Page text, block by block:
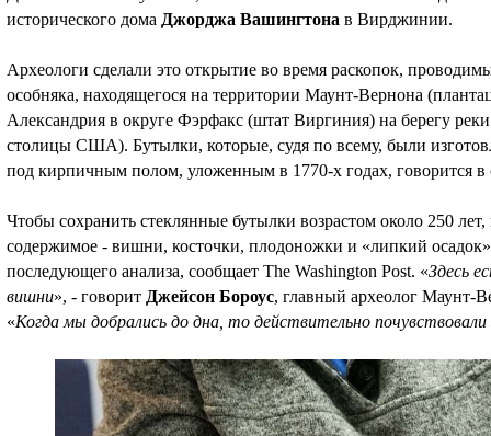
исторического дома Джорджа Вашингтона в Вирджинии.
Археологи сделали это открытие во время раскопок,
особняка, находящегося на территории Маунт-Вернона
Александрия в округе Фэрфакс (штат Виргиния) на берегу
столицы США). Бутылки, которые, судя по всему, были
под кирпичным полом, уложенным в 1770-х годах, говорится в
Чтобы сохранить стеклянные бутылки возрастом около 250
содержимое - вишни, косточки, плодоножки и «липкий
последующего анализа, сообщает The Washington Post. «Здесь
вишни», - говорит Джейсон Бороус, главный археолог Маунт-
«Когда мы добрались до дна, то действительно